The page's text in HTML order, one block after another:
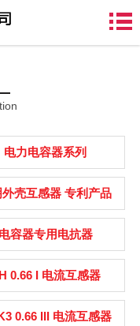
电力电容器系列
壳互感器 专利产品
电容器专用电抗器
0.66 I 电流互感器
0.66 III 电流互感器